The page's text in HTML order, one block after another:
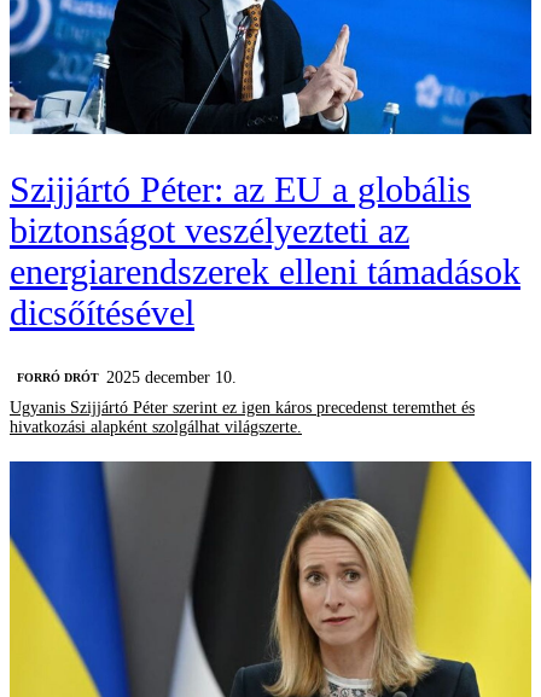
Szijjártó Péter: az EU a globális
biztonságot veszélyezteti az
energiarendszerek elleni támadások
dicsőítésével
FORRÓ DRÓT
2025 december 10.
Ugyanis Szijjártó Péter szerint ez igen káros precedenst teremthet és
hivatkozási alapként szolgálhat világszerte.